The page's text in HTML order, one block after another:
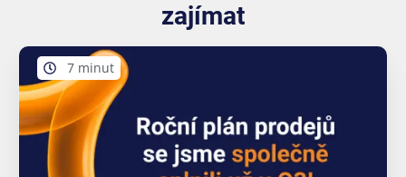
zajímat
7 minut